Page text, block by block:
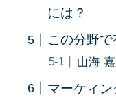
には？
この分野
山海
マーケィン